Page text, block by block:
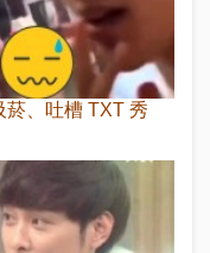
菸、吐槽 TXT 秀